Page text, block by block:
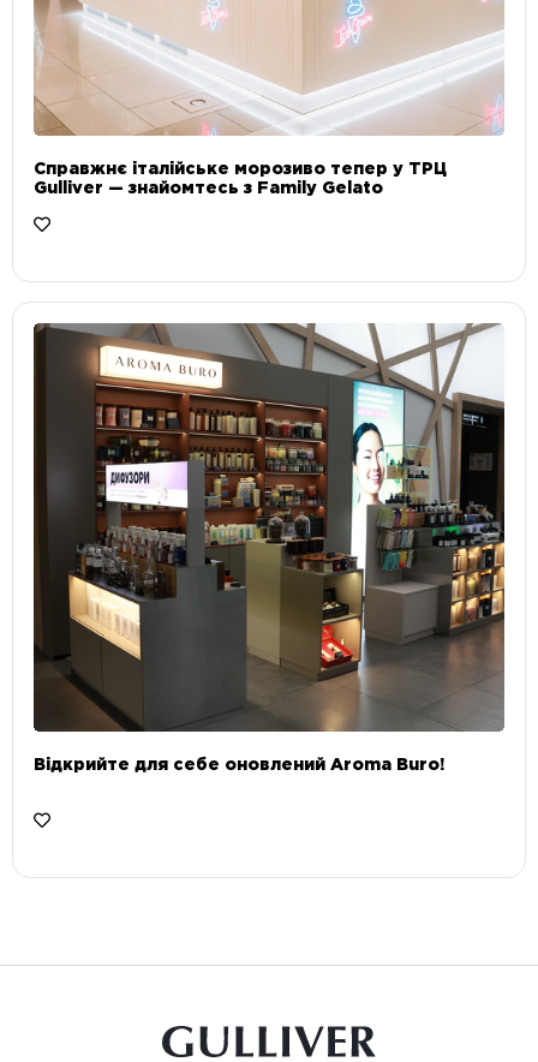
Справжнє італійське морозиво тепер у ТРЦ
Gulliver — знайомтесь з Family Gelato
Відкрийте для себе оновлений Aroma Buro! ⠀